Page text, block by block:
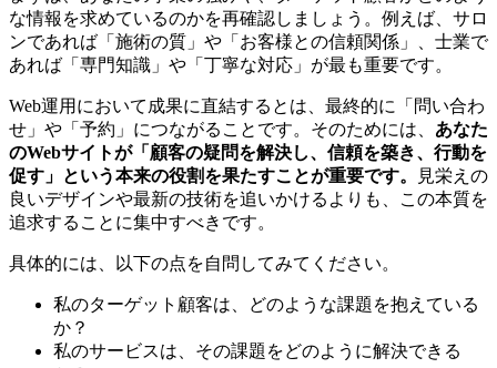
な情報を求めているのかを再確認しましょう。例えば、サロ
ンであれば「施術の質」や「お客様との信頼関係」、士業で
あれば「専門知識」や「丁寧な対応」が最も重要です。
Web運用において成果に直結するとは、最終的に「問い合わ
せ」や「予約」につながることです。そのためには、 あなた
のWebサイトが「顧客の疑問を解決し、信頼を築き、行動を
促す」という本来の役割を果たすことが重要です。
見栄えの
良いデザインや最新の技術を追いかけるよりも、この本質を
追求することに集中すべきです。
具体的には、以下の点を自問してみてください。
私のターゲット顧客は、どのような課題を抱えている
か？
私のサービスは、その課題をどのように解決できる